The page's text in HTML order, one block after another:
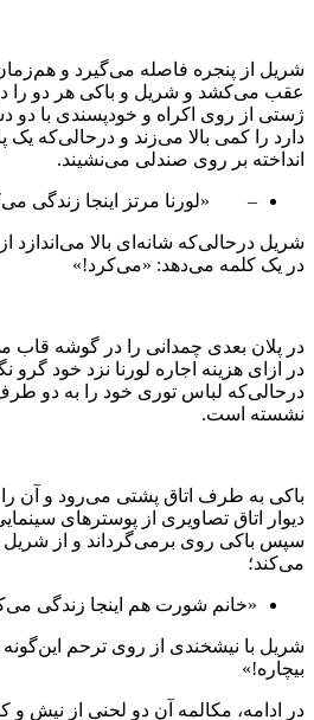
شریل از پنجره فاصله می‌گیرد و
عقب می‌کشد و شریل و باکی هر دو را
ژستی از روی اکراه و خودپسندی با
دارد را کمی بالا می‌زند و درحالی‌که
انداخته بر روی صندلی می‌نشیند.
– «لورنا مرتز اینجا زندگی
شریل درحالی‌که شانه‌ای بالا می‌اندازد
در یک کلمه می‌دهد: «می‌کرد!»
در پلان بعدی چمدانی را در گوشه قاب
در ازای هزینه اجاره لورنا نزد خود
درحالی‌که لباس توری خود را به دو
نشسته است.
باکی به طرف اتاق پشتی می‌رود و آن
دیوار اتاق تصاویری از پوسترهای
سپس باکی روی برمی‌گرداند و از شریل
می‌کند؛
«خانم شورت هم اینجا زندگی
شریل با نیشخندی از روی ترحم
بیچاره!»
در ادامه، مکالمه آن دو لحنی از نیش و